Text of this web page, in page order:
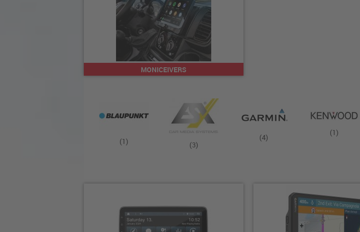
MONICEIVERS
(1) (3)
(4)
(1)